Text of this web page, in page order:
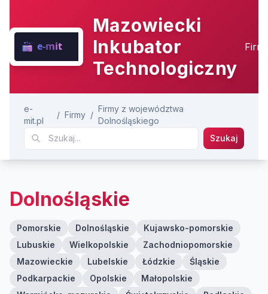
Mazowiecki
Inkubator
Technologiczny
e-
mit.pl
/ Firmy /
Firmy z województwa
Dolnośląskiego
Szukaj
Dolnośląskie
Pomorskie Dolnośląskie
Kujawsko-pomorskie
Lubuskie
Wielkopolskie
Zachodniopomorskie
Mazowieckie
Lubelskie Łódzkie
Śląskie
Podkarpackie
Opolskie
Małopolskie